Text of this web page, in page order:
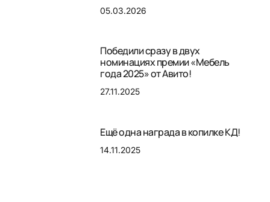
05.03.2026
Победили сразу в двух
номинациях премии «Мебель
года 2025» от Авито!
27.11.2025
Ещё одна награда в копилке КД!
14.11.2025